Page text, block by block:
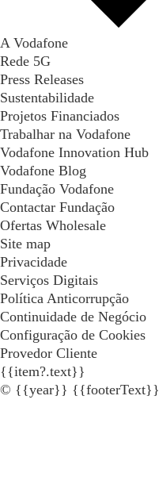
A Vodafone
Rede 5G
Press Releases
Sustentabilidade
Projetos Financiados
Trabalhar na Vodafone
Vodafone Innovation Hub
Vodafone Blog
Fundação Vodafone
Contactar Fundação
Ofertas Wholesale
Site map
Privacidade
Serviços Digitais
Política Anticorrupção
Continuidade de Negócio
Configuração de Cookies
Provedor Cliente
{{item?.text}}
© {{year}} {{footerText}}